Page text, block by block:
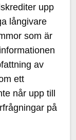
upp
långivare
som är
av
ett
når upp till
på